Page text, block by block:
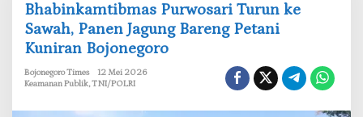
h
a
‎Bhabinkamtibmas Purwosari Turun ke
Sawah, Panen Jagung Bareng Petani
Kuniran Bojonegoro
Bojonegoro Times
12 Mei 2026
Keamanan Publik,TNI/POLRI